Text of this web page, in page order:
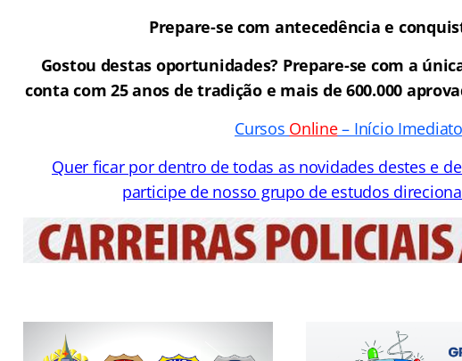
Prepare-se com antecedência e
Gostou destas oportunidades? Prepare-se com a
conta com 25 anos de tradição e mais de 600.000
Cursos Online– Início Imediato
Quer ficar por dentro de todas as novidades destes e
participe de nosso grupo de estudos